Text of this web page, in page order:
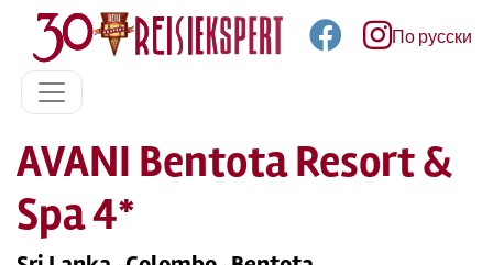
По русски
AVANI Bentota Resort &
Spa 4*